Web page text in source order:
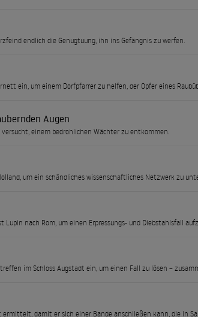
endlich die Genugtuung, ihn ins Gefängnis zu werfen.
ein, um einem Dorfpfarrer zu helfen, der Opfer eines
Augen
einem bedrohlichen Wächter zu entkommen.
um ein schändliches wissenschaftliches Netzwerk zu
Lupin nach Rom, um einen Erpressungs- und Diebstahlsfall
im Schloss Augstadt ein, um einen Fall zu lösen –
ermittelt, damit er sich einer Bande anschließen kann, die in